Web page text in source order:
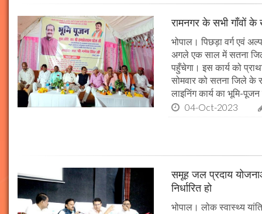
रामनगर के सभी गाँवों
भोपाल। पिछड़ा वर्ग एवं
अगले एक साल में सतना
पहुँचेगा। इस कार्य को
सोमवार को सतना जिले के
लाइनिंग कार्य का भूमि-
04-Oct-2023
समूह जल प्रदाय
निर्धारित हो
भोपाल। लोक स्वास्थ्य